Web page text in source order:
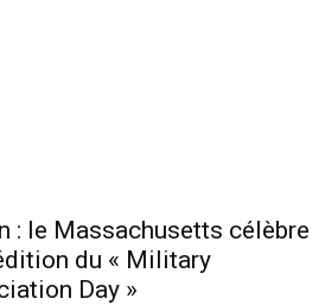
: le Massachusetts célèbre
du « Military
Day »